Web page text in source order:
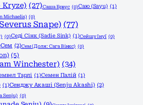
Kryze) (27)Саша Браус (0)Саю (Sayu) (1)
Michaelis) (0)
Snape) (77)
(0)Седі Сінк (Sadie Sink) (1)Сейшу Інуї (0)
Сем (2)Сем (Доля: Сага Вінкс) (0)
(5)
Winchester) (34)
Тарлі (1)Семен Палій (1)
(1)Сенджу Акаші (Senju Akashi) (2)
Senju) (0)